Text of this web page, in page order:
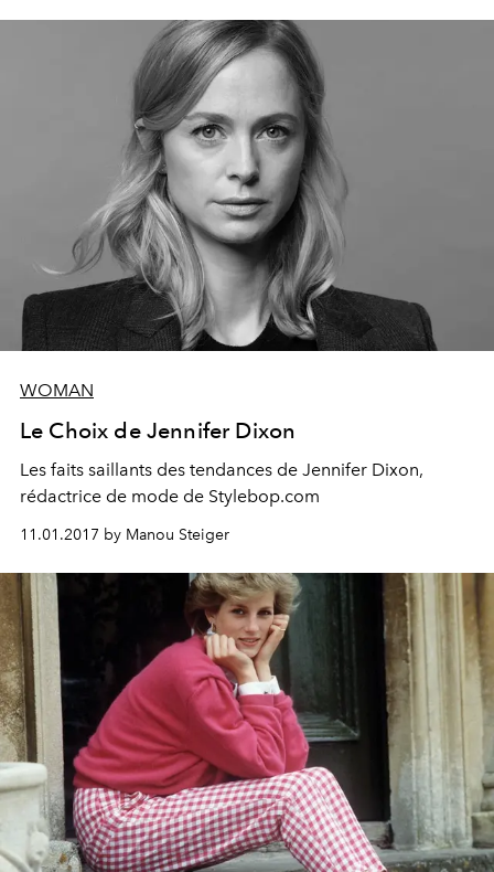
WOMAN
Le Choix de Jennifer Dixon
Les faits saillants des tendances de Jennifer Dixon,
rédactrice de mode de Stylebop.com
11.01.2017 by Manou Steiger